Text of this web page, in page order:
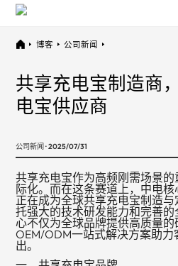
博客 公司新闻
共享充电宝制造商
电宝供应商
公司新闻 · 2025/07/31
共享充电宝作为高频刚需场景
际化。而在这条赛道上，中电核
正在成为全球共享充电宝制造
托强大的技术研发能力和完善
心不仅为全球品牌提供高质量
OEM/ODM一站式解决方案助
出。